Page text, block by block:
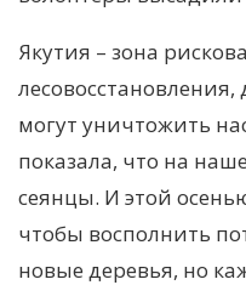
Якутия – зона
могут уничтожить
показала, что на
сеянцы. И этой
чтобы восполнить
новые деревья, но